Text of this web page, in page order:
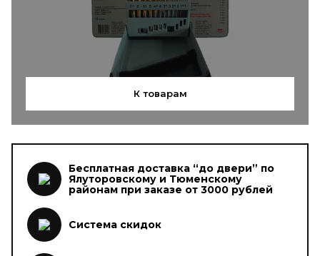
К товарам
Бесплатная доставка “до двери” по
Ялуторовскому и Тюменскому
районам при заказе от 3000 рублей
Система скидок